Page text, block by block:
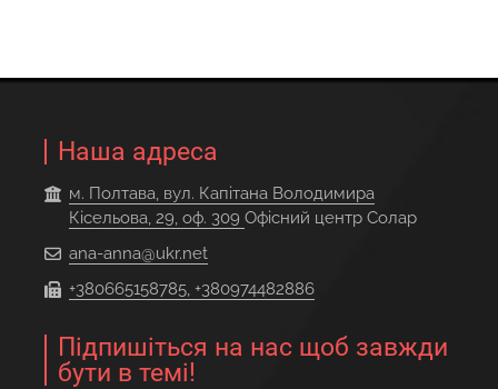
Наша адреса
м. Полтава, вул. Капітана Володимира
Кісельова, 29, оф. 309 Офісний центр Солар
ana-anna@ukr.net
+380665158785, +380974482886
Підпишіться на нас щоб завжди
бути в темі!